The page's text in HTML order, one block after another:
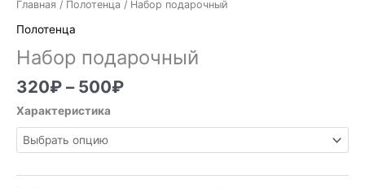
Главная / Полотенца / Набор подарочный
Полотенца
Набор подарочный
320₽ – 500₽
Характеристика